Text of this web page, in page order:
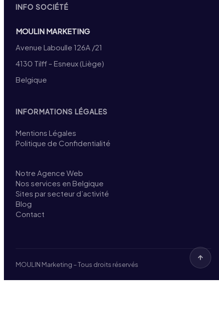
INFO SOCIÉTÉ
MOULIN MARKETING
Avenue Laboulle 126A /21
4130 Tilff – Esneux (Liège)
Belgique
INFORMATIONS LÉGALES
Mentions Légales
Politique de Confidentialité
Notre Agence Web
Nos services en Belgique
Sites par secteur d’activité
Blog
Contact
MOULIN Marketing – Tous droits réservés